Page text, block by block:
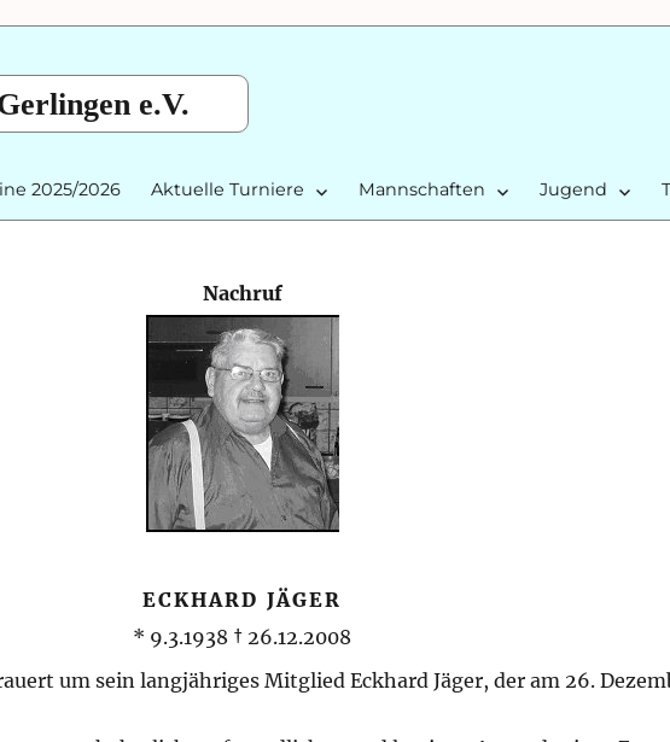
e.V.
2025/2026 Aktuelle Turniere Mannschaften Jugend
Nachruf
ECKHARD JÄGER
* 9.3.1938 † 26.12.2008
um sein langjähriges Mitglied Eckhard Jäger, der am 26.